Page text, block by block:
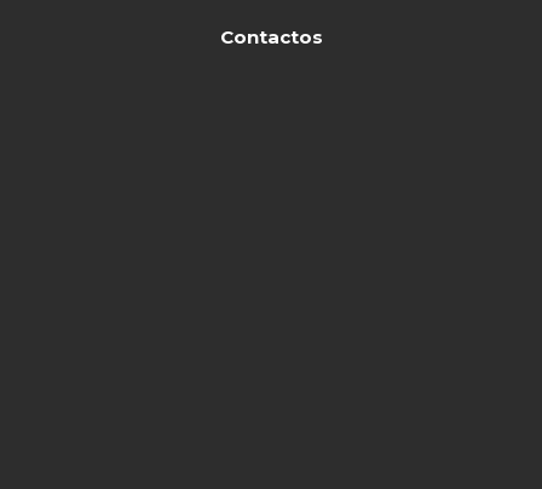
Contactos